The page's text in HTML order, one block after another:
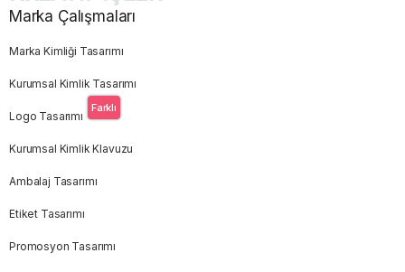
Marka Çalışmaları
Marka Kimliği Tasarımı
Kurumsal Kimlik Tasarımı
Logo Tasarımı
Farklı
Kurumsal Kimlik Klavuzu
Ambalaj Tasarımı
Etiket Tasarımı
Promosyon Tasarımı